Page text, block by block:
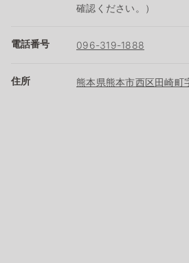
確認ください。）
電話番号 096-319-1888
住所 熊本県熊本市西区田崎町